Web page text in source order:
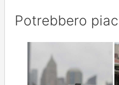
Potrebbero